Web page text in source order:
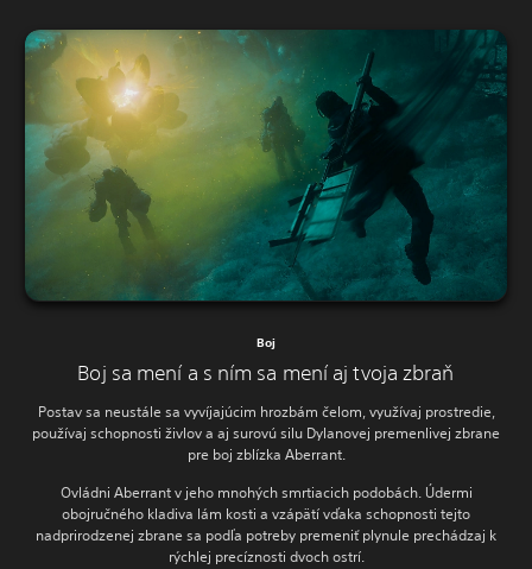
Boj
Boj sa mení a s ním sa mení aj tvoja zbraň
Postav sa neustále sa vyvíjajúcim hrozbám čelom, využívaj prostredie,
používaj schopnosti živlov a aj surovú silu Dylanovej premenlivej zbrane
pre boj zblízka Aberrant.
Ovládni Aberrant v jeho mnohých smrtiacich podobách. Údermi
obojručného kladiva lám kosti a vzápätí vďaka schopnosti tejto
nadprirodzenej zbrane sa podľa potreby premeniť plynule prechádzaj k
rýchlej precíznosti dvoch ostrí.